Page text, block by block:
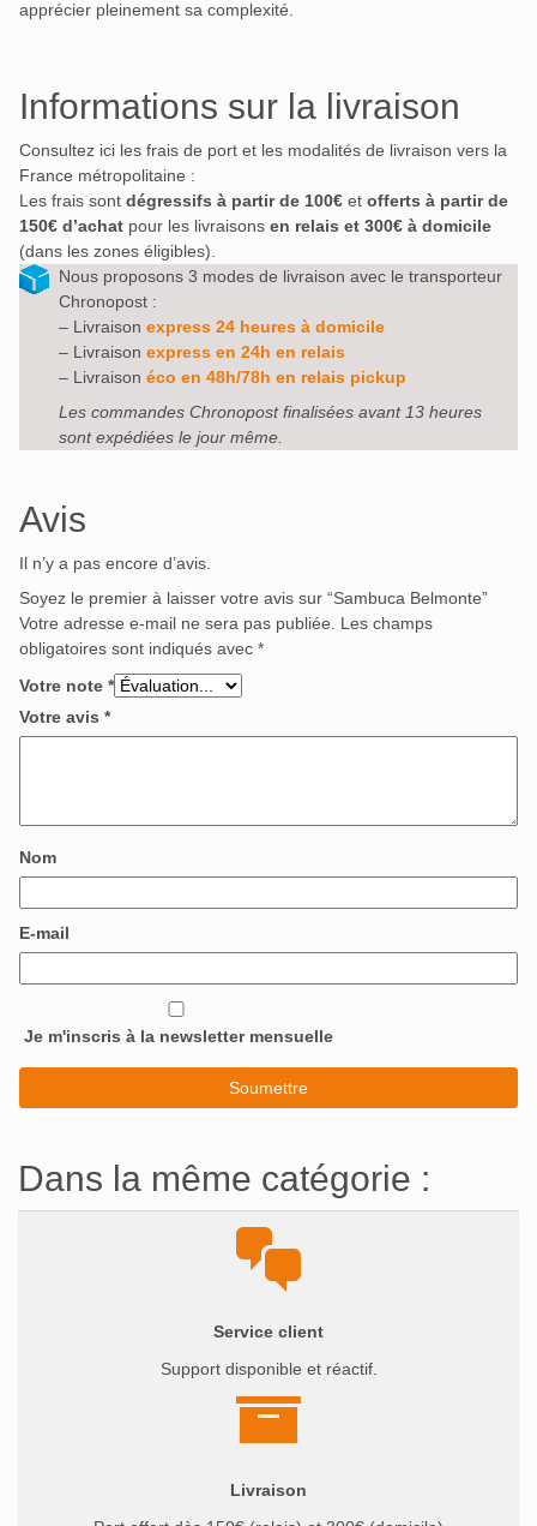
apprécier pleinement sa complexité.
Informations sur la livraison
Consultez ici les frais de port et les modalités de livraison vers la
France métropolitaine :
Les frais sont dégressifs à partir de 100€ et offerts à partir de
150€ d’achat pour les livraisons en relais et 300€ à domicile
(dans les zones éligibles).
Nous proposons 3 modes de livraison avec le transporteur
Chronopost :
– Livraison express 24 heures à domicile
– Livraison express en 24h en relais
– Livraison éco en 48h/78h en relais pickup
Les commandes Chronopost finalisées avant 13 heures
sont expédiées le jour même.
Avis
Il n’y a pas encore d’avis.
Soyez le premier à laisser votre avis sur “Sambuca Belmonte”
Votre adresse e-mail ne sera pas publiée.
Les champs
obligatoires sont indiqués avec *
Votre note *
Votre avis *
Nom
E-mail
Je m'inscris à la newsletter mensuelle
Dans la même catégorie :
Service client
Support disponible et réactif.
Livraison